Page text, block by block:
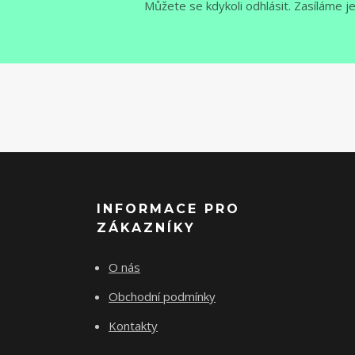
Můžete se kdykoli odhlásit. Zasíláme
INFORMACE PRO
ZÁKAZNÍKY
O nás
Obchodní podmínky
Kontakty